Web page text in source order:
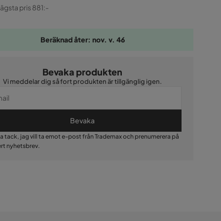
pris 881:-
Beräknad åter: nov. v. 46
Bevaka produkten
Vi meddelar dig så fort produkten är tillgänglig igen.
Bevaka
tack, jag vill ta emot e-post från Trademax och prenumerera på
nyhetsbrev.